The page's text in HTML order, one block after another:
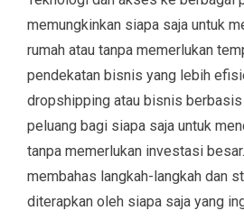
memungkinkan siapa saja untuk
rumah atau tanpa memerlukan
pendekatan bisnis yang lebih
dropshipping atau bisnis berbasis
peluang bagi siapa saja untuk
tanpa memerlukan investasi
membahas langkah-langkah dan
diterapkan oleh siapa saja yang